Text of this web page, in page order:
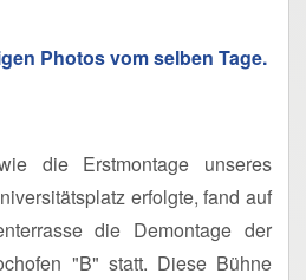
Photos vom selben Tage.
die Erstmontage unseres
erfolgte, fand auf
die Demontage der
"B" statt. Diese Bühne